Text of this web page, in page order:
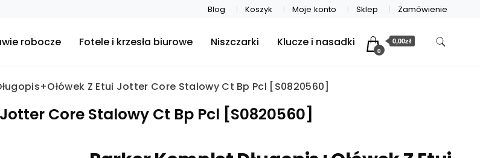
Blog Koszyk Moje konto Sklep Zamówienie
robocze Fotele i krzesła biurowe Niszczarki Klucze i nasadki
0
0,00zł
Z Etui Jotter Core Stalowy Ct Bp Pcl [S0820560]
Core Stalowy Ct Bp Pcl [S0820560]